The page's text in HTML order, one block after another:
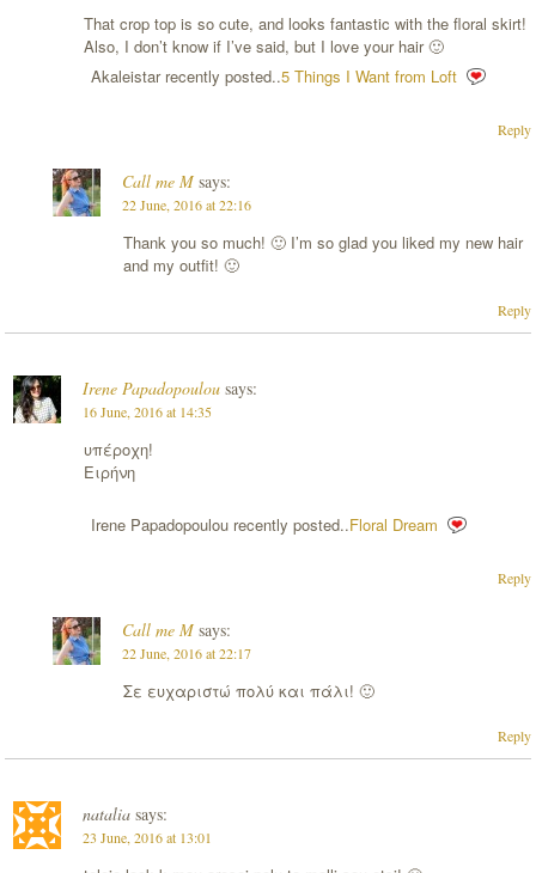
That crop top is so cute, and looks fantastic with the floral skirt!
Also, I don’t know if I’ve said, but I love your hair 🙂
Akaleistar recently posted..5 Things I Want from Loft
Reply
Call me M says:
22 June, 2016 at 22:16
Thank you so much! 🙂 I’m so glad you liked my new hair
and my outfit! 🙂
Reply
Irene Papadopoulou says:
16 June, 2016 at 14:35
υπέροχη!
Ειρήνη
Irene Papadopoulou recently posted..Floral Dream
Reply
Call me M says:
22 June, 2016 at 22:17
Σε ευχαριστώ πολύ και πάλι! 🙂
Reply
natalia says:
23 June, 2016 at 13:01